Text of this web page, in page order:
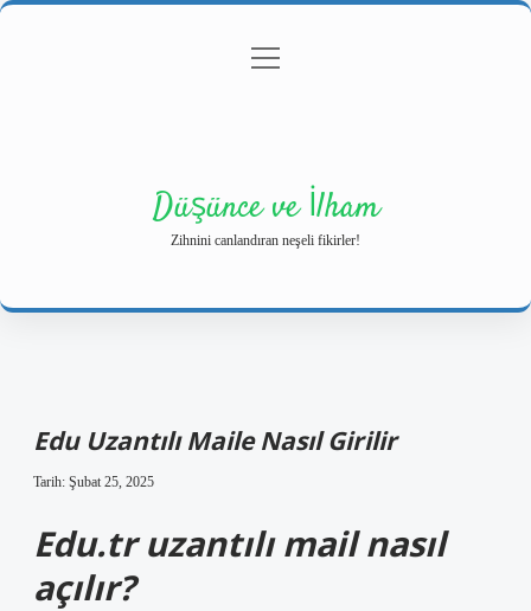
Gizlilik Politikası
menüyü
Düşünce ve İlham
Zihnini canlandıran neşeli fikirler!
Edu Uzantılı Maile Nasıl Girilir
Tarih: Şubat 25, 2025
Edu.tr uzantılı mail nasıl
açılır?